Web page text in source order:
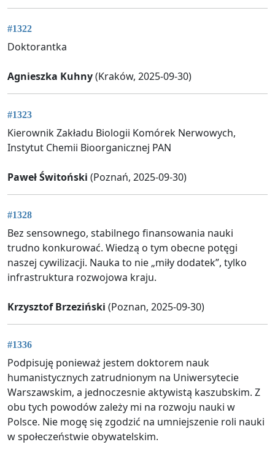
#1322
Doktorantka
Agnieszka Kuhny(Kraków, 2025-09-30)
#1323
Kierownik Zakładu Biologii Komórek Nerwowych,
Instytut Chemii Bioorganicznej PAN
Paweł Świtoński (Poznań, 2025-09-30)
#1328
Bez sensownego, stabilnego finansowania nauki
trudno konkurować. Wiedzą o tym obecne potęgi
naszej cywilizacji. Nauka to nie „miły dodatek”, tylko
infrastruktura rozwojowa kraju.
Krzysztof Brzeziński (Poznan, 2025-09-30)
#1336
Podpisuję ponieważ jestem doktorem nauk
humanistycznych zatrudnionym na Uniwersytecie
Warszawskim, a jednoczesnie aktywistą kaszubskim. Z
obu tych powodów zależy mi na rozwoju nauki w
Polsce. Nie mogę się zgodzić na umniejszenie roli nauki
w społeczeństwie obywatelskim.